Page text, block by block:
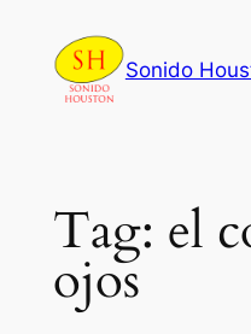
content
Sonido
Tag: el
ojos